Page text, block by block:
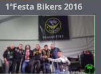
1ªFesta Bikers 2016